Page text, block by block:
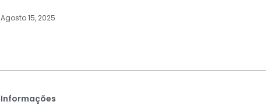
Agosto 15, 2025
Informações